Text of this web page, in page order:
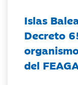
Islas
Decreto
del